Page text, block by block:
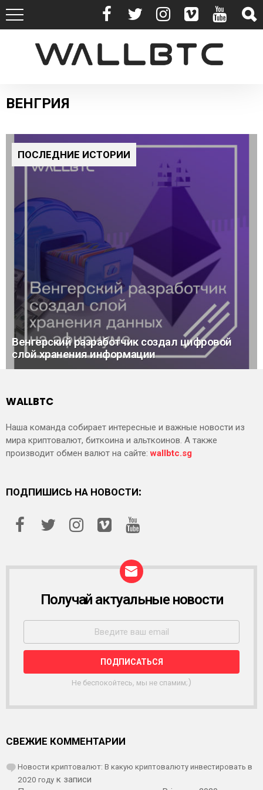
ВЕНГРИЯ
ПОСЛЕДНИЕ ИСТОРИИ
Венгерский разработчик создал цифровой
слой хранения информации
WALLBTC
Наша команда собирает интересные и важные новости из
мира криптовалют, биткоина и альткоинов. А также
производит обмен валют на сайте:wallbtc.sg
ПОДПИШИСЬ НА НОВОСТИ:
С
Ы
Л
К
Получай актуальные новости
Не беспокойтесь, мы не спамим;)
СВЕЖИЕ КОММЕНТАРИИ
Новости криптовалют: В какую криптовалюту инвестировать в
2020 году к записи